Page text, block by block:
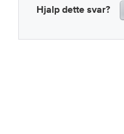
Hjalp dette svar?